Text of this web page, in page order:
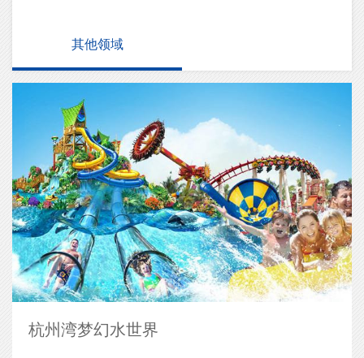
其他领域
杭州湾梦幻水世界